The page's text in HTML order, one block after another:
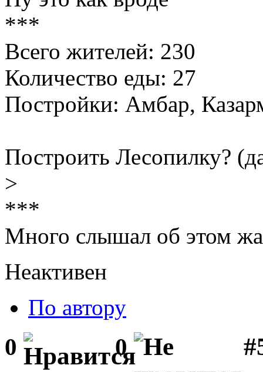
***
Всего жителей: 230
Количество еды: 27
Постройки: Амбар,
Построить Лесопилку?
>
***
Много слышал об этом
Неактивен
По автору
0 0